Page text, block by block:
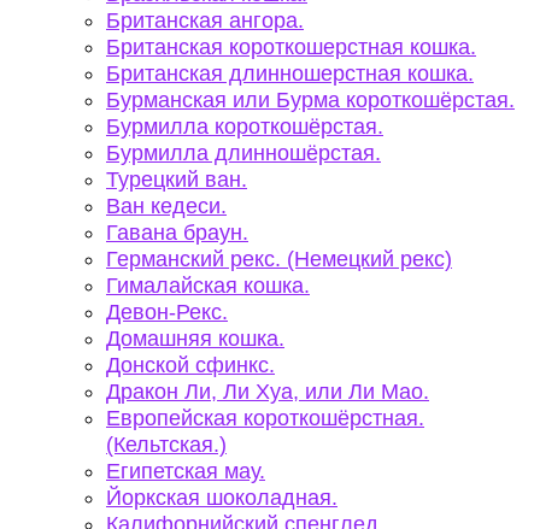
Британская ангора.
Британская короткошерстная кошка.
Британская длинношерстная кошка.
Бурманская или Бурма короткошёрстая.
Бурмилла короткошёрстая.
Бурмилла длинношёрстая.
Турецкий ван.
Ван кедеси.
Гавана браун.
Германский рекс. (Немецкий рекс)
Гималайская кошка.
Девон-Рекс.
Домашняя кошка.
Донской сфинкс.
Дракон Ли, Ли Хуа, или Ли Мао.
Европейская короткошёрстная.
(Кельтская.)
Египетская мау.
Йоркская шоколадная.
Калифорнийский спенглед.